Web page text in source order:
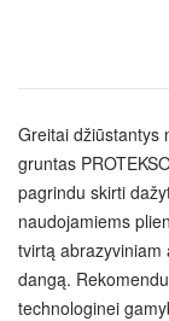
Greitai džiūstantys
gruntas
pagrindu skirti
naudojamiems
tvirtą abrazyviniam
dangą.
technologinei